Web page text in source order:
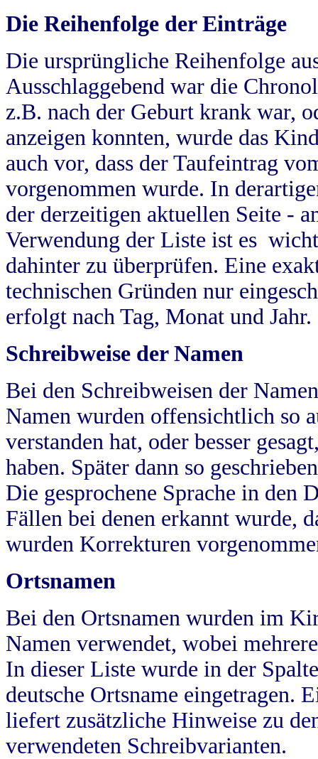
Die Reihenfolge der Einträge
Die ursprüngliche Reihenfolge
Ausschlaggebend war die
z.B. nach der Geburt krank war,
anzeigen konnten, wurde das
auch vor, dass der Taufeintrag
vorgenommen wurde. In
der derzeitigen aktuellen Seite -
Verwendung der Liste ist es
dahinter zu überprüfen. Eine
technischen Gründen nur
erfolgt nach Tag, Monat und Jahr.
Schreibweise der Namen
Bei den Schreibweisen der
Namen wurden offensichtlich so
verstanden hat, oder besser
haben. Später dann so
Die gesprochene Sprache in
Fällen bei denen erkannt wurde,
wurden Korrekturen
Ortsnamen
Bei den Ortsnamen wurden im
Namen verwendet, wobei
In dieser Liste wurde in der
deutsche Ortsname eingetragen.
liefert zusätzliche Hinweise zu
verwendeten Schreibvarianten.